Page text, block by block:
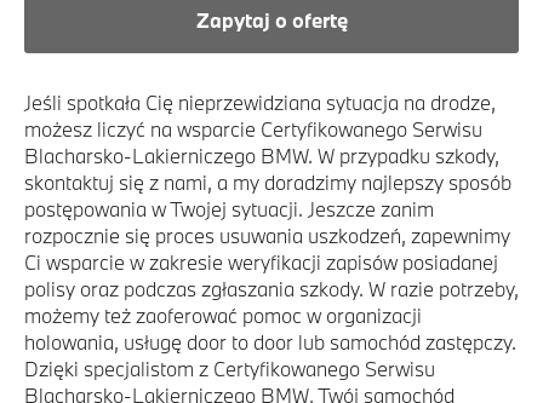
Zapytaj o ofertę
Jeśli spotkała Cię nieprzewidziana sytuacja na drodze,
możesz liczyć na wsparcie Certyfikowanego Serwisu
Blacharsko-Lakierniczego BMW. W przypadku szkody,
skontaktuj się z nami, a my doradzimy najlepszy sposób
postępowania w Twojej sytuacji. Jeszcze zanim
rozpocznie się proces usuwania uszkodzeń, zapewnimy
Ci wsparcie w zakresie weryfikacji zapisów posiadanej
polisy oraz podczas zgłaszania szkody. W razie potrzeby,
możemy też zaoferować pomoc w organizacji
holowania, usługę door to door lub samochód zastępczy.
Dzięki specjalistom z Certyfikowanego Serwisu
Blacharsko-Lakierniczego BMW, Twój samochód